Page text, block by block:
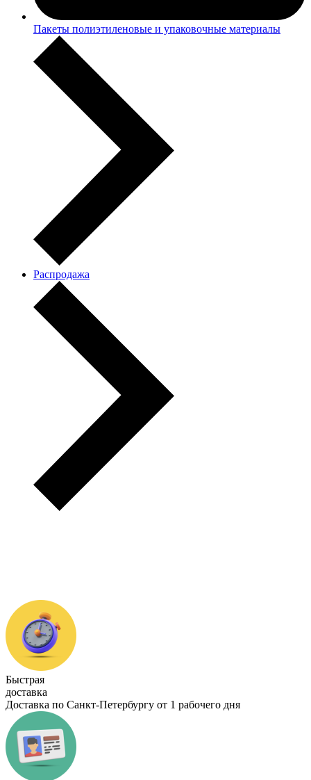
Пакеты полиэтиленовые и упаковочные материалы
Распродажа
Быстрая
доставка
Доставка по Санкт-Петербургу от 1 рабочего дня